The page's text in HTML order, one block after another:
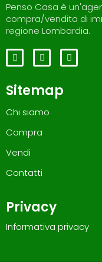
Penso Casa è
compra/vendita di
regione Lombardia.
Sitemap
Chi siamo
Compra
Vendi
Contatti
Privacy
Informativa privacy